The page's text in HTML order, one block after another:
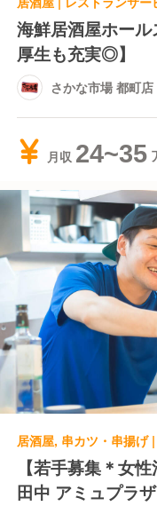
海鮮居酒屋ホー
厚生も充実◎】
さかな市場 都町店
月収 24~35
【若手募集＊女
田中 アミュプラ